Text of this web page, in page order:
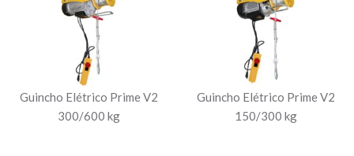
Guincho Elétrico Prime V2
300/600 kg
Guincho Elétrico Prime V2
150/300 kg